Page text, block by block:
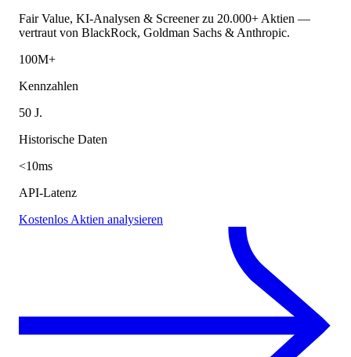
Fair Value, KI-Analysen & Screener zu 20.000+ Aktien —
vertraut von BlackRock, Goldman Sachs & Anthropic.
100M+
Kennzahlen
50 J.
Historische Daten
<10ms
API-Latenz
Kostenlos Aktien analysieren